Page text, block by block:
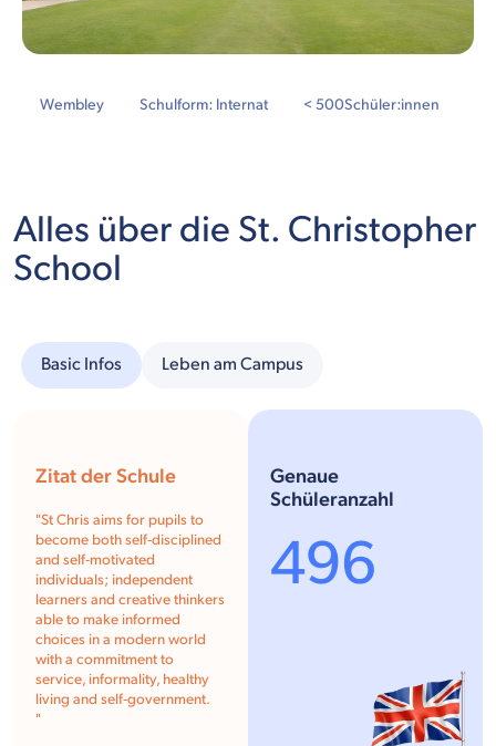
Wembley Schulform: Internat < 500Schüler:innen
Alles über die St. Christopher
School
Basic Infos Leben am Campus
Zitat der Schule
"St Chris aims for pupils to
become both self-disciplined
and self-motivated
individuals; independent
learners and creative thinkers
able to make informed
choices in a modern world
with a commitment to
service, informality, healthy
living and self-government.
"
Genaue
Schüleranzahl
496